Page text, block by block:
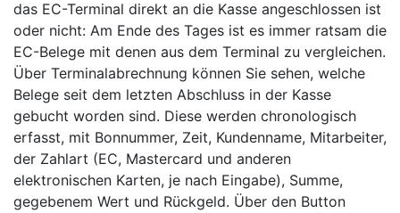
das EC-Terminal direkt an die Kasse angeschlossen ist
oder nicht: Am Ende des Tages ist es immer ratsam die
EC-Belege mit denen aus dem Terminal zu vergleichen.
Über Terminalabrechnung können Sie sehen, welche
Belege seit dem letzten Abschluss in der Kasse
gebucht worden sind. Diese werden chronologisch
erfasst, mit Bonnummer, Zeit, Kundenname, Mitarbeiter,
der Zahlart (EC, Mastercard und anderen
elektronischen Karten, je nach Eingabe), Summe,
gegebenem Wert und Rückgeld. Über den Button